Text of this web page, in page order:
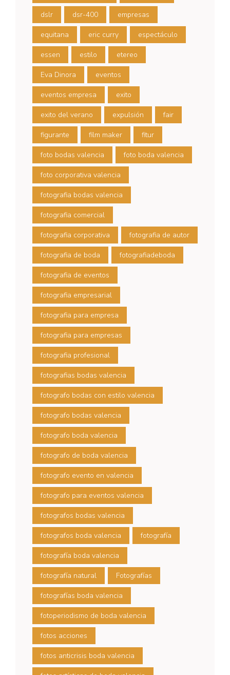
dslr dsr-400 empresas
equitana eric curry espectáculo
essen estilo etereo
Eva Dinora eventos
eventos empresa exito
exito del verano expulsión fair
figurante film maker fitur
foto bodas valencia foto boda valencia
foto corporativa valencia
fotografia bodas valencia
fotografia comercial
fotografia corporativa fotografia de autor
fotografia de boda fotografiadeboda
fotografia de eventos
fotografia empresarial
fotografia para empresa
fotografia para empresas
fotografia profesional
fotografias bodas valencia
fotografo bodas con estilo valencia
fotografo bodas valencia
fotografo boda valencia
fotografo de boda valencia
fotografo evento en valencia
fotografo para eventos valencia
fotografos bodas valencia
fotografos boda valencia fotografía
fotografía boda valencia
fotografía natural Fotografías
fotografías boda valencia
fotoperiodismo de boda valencia
fotos acciones
fotos anticrisis boda valencia